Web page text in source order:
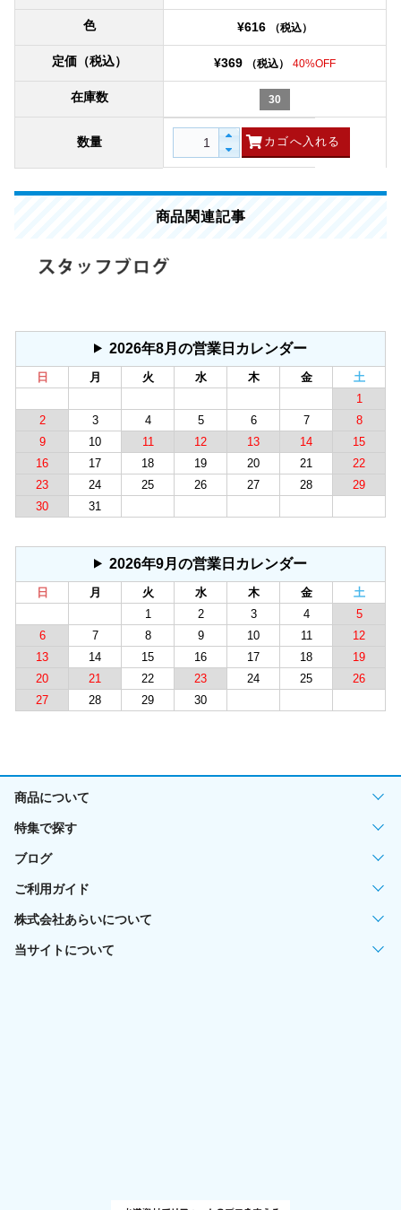
色 ¥616 （税込）
定価（税込） ¥369 （税込） 40%OFF
在庫数 30
数量
商品関連記事
2026年8月の営業日カレンダー
日 月 火 水 木 金
土
1
2
3 4 5 6 7
8
9
10 11 12 13 14
15
16
17 18 19 20 21
22
23
24 25 26 27 28
29
30
31
2026年9月の営業日カレンダー
日 月 火 水 木 金
土
1
2 3 4
5
6
7 8 9 10 11
12
13
14 15 16 17 18
19
20
21 22 23 24 25
26
27
28 29 30
商品について
特集で探す
ブログ
ご利用ガイド
株式会社あらいについて
当サイトについて